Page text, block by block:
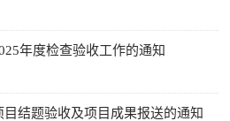
年度检查验收工作的通知
结题验收及项目成果报送的通知